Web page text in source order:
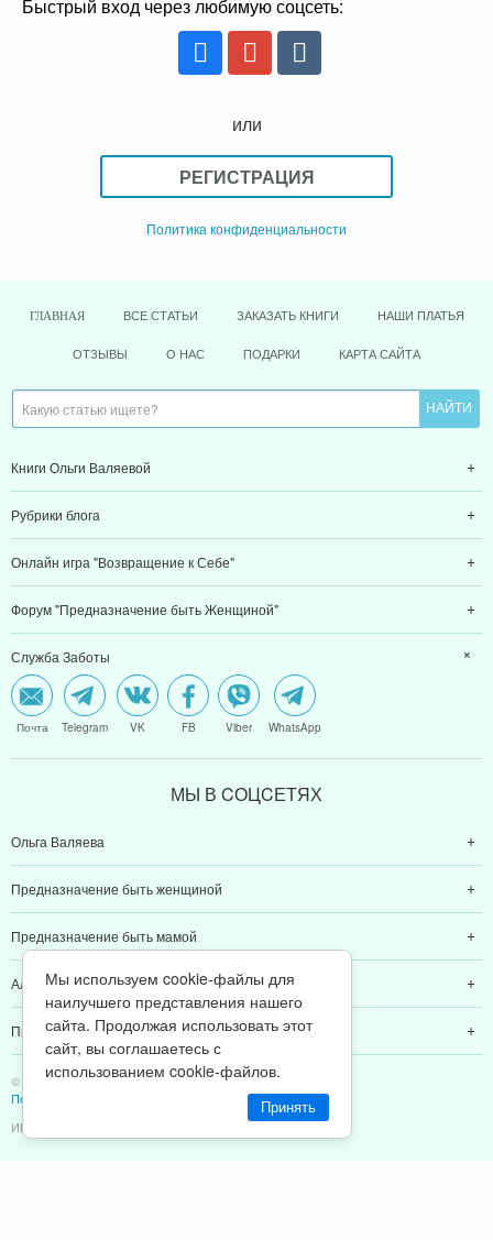
Быстрый вход через любимую соцсеть:
или
РЕГИСТРАЦИЯ
Политика конфиденциальности
ГЛАВНАЯ ВСЕ СТАТЬИ ЗАКАЗАТЬ КНИГИ НАШИ ПЛАТЬЯ
ОТЗЫВЫ О НАС ПОДАРКИ КАРТА САЙТА
Книги Ольги Валяевой
Рубрики блога
Онлайн игра "Возвращение к Себе"
Форум "Предназначение быть Женщиной"
Служба Заботы
Почта Telegram VK FB Viber WhatsApp
МЫ В CОЦCЕТЯХ
Ольга Валяева
Предназначение быть женщиной
Предназначение быть мамой
Алексей Валяев
Предназначение быть папой
© 2011-2026 Предназначение быть Женщиной
Политика конфиденциальности
ИП Валяев А. В. | ИНН 380111808709
Мы используем cookie-файлы для
наилучшего представления нашего
сайта. Продолжая использовать этот
сайт, вы соглашаетесь с
использованием cookie-файлов.
Принять